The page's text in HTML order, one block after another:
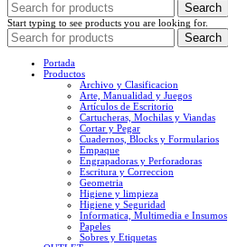
Search
Start typing to see products you are looking for.
Search
Portada
Productos
Archivo y Clasificacion
Arte, Manualidad y Juegos
Artículos de Escritorio
Cartucheras, Mochilas y Viandas
Cortar y Pegar
Cuadernos, Blocks y Formularios
Empaque
Engrapadoras y Perforadoras
Escritura y Correccion
Geometria
Higiene y limpieza
Higiene y Seguridad
Informatica, Multimedia e Insumos
Papeles
Sobres y Etiquetas